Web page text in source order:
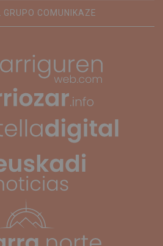
GRUPO COMUNIKAZE